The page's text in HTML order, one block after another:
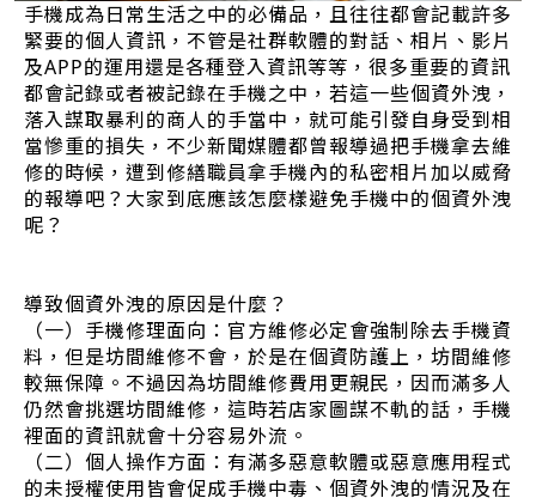
手機成為日常生活之中的必備品，且往往都會記載許多
緊要的個人資訊，不管是社群軟體的對話、相片、影片
及APP的運用還是各種登入資訊等等，很多重要的資訊
都會記錄或者被記錄在手機之中，若這一些個資外洩，
落入謀取暴利的商人的手當中，就可能引發自身受到相
當慘重的損失，不少新聞媒體都曾報導過把手機拿去維
修的時候，遭到修繕職員拿手機內的私密相片加以威脅
的報導吧？大家到底應該怎麼樣避免手機中的個資外洩
呢？
導致個資外洩的原因是什麼？
（一）手機修理面向：官方維修必定會強制除去手機資
料，但是坊間維修不會，於是在個資防護上，坊間維修
較無保障。不過因為坊間維修費用更親民，因而滿多人
仍然會挑選坊間維修，這時若店家圖謀不軌的話，手機
裡面的資訊就會十分容易外流。
（二）個人操作方面：有滿多惡意軟體或惡意應用程式
的未授權使用皆會促成手機中毒、個資外洩的情況及在